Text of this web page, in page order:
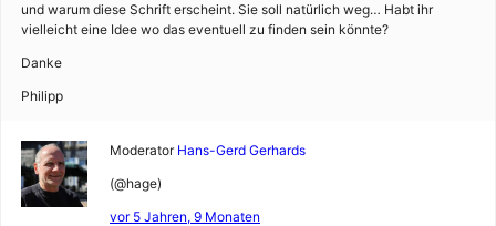
und warum diese Schrift erscheint. Sie soll natürlich weg… Habt ihr
vielleicht eine Idee wo das eventuell zu finden sein könnte?
Danke
Philipp
Moderator Hans-Gerd Gerhards
(@hage)
vor 5 Jahren, 9 Monaten